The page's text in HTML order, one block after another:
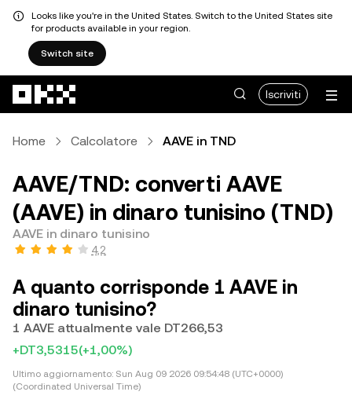
Looks like you're in the United States. Switch to the United States site
for products available in your region.
Switch site
Iscriviti
Home Calcolatore AAVE in TND
AAVE/TND: converti AAVE
(AAVE) in dinaro tunisino (TND)
AAVE in dinaro tunisino
4,2
A quanto corrisponde 1 AAVE in
dinaro tunisino?
1 AAVE attualmente vale DT266,53
+DT3,5315(+1,00%)
Ultimo aggiornamento: Sun Aug 09 2026 09:54:48 (UTC+0000)
(Coordinated Universal Time)